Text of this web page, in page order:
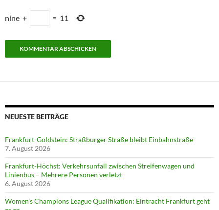
nine + = 11
NEUESTE BEITRÄGE
Frankfurt-Goldstein: Straßburger Straße bleibt Einbahnstraße
7. August 2026
Frankfurt-Höchst: Verkehrsunfall zwischen Streifenwagen und
Linienbus – Mehrere Personen verletzt
6. August 2026
Women’s Champions League Qualifikation: Eintracht Frankfurt geht